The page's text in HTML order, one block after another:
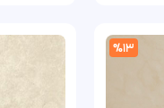
%13